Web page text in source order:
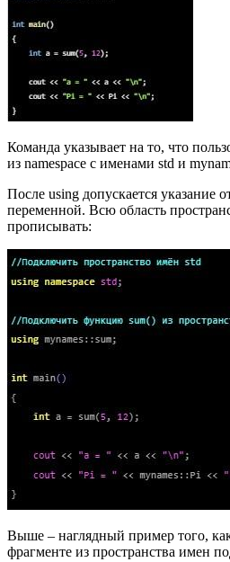
Команда указывает на то, что
из namespace с именами std и
После using допускается указание
переменной. Всю область
прописывать:
Выше – наглядный пример того,
фрагменте из пространства имен